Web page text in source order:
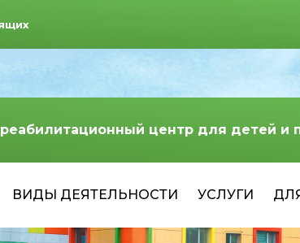
центр для детей
ВИДЫ ДЕЯТЕЛЬНОСТИ УСЛУГИ